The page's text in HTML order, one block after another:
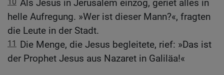
Als Jesus in Jerusalem einzog, geriet alles in
helle Aufregung. »Wer ist dieser Mann?«, fragten
die Leute in der Stadt.
11
Die Menge, die Jesus begleitete, rief: »Das ist
der Prophet Jesus aus Nazaret in Galiläa!«